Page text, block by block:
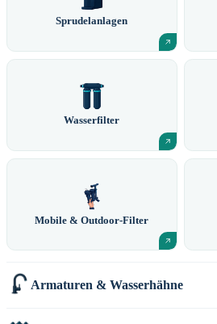
Sprudelanlagen
Wasserfilter
Mobile & Outdoor-Filter
Armaturen & Wasserhähne